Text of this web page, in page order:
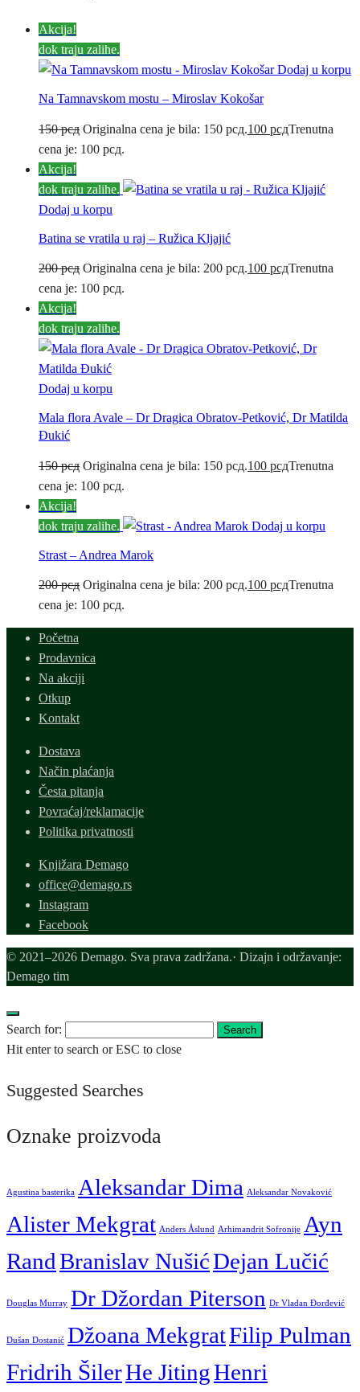
Akcija!
dok traju zalihe.
Dodaj u korpu
Na Tamnavskom mostu – Miroslav Kokošar
150рсд Originalna cena je bila: 150 рсд.100 рсдTrenutna
cena je: 100 рсд.
Akcija!
dok traju zalihe.
Dodaj u korpu
Batina se vratila u raj – Ružica Kljajić
200рсд Originalna cena je bila: 200 рсд.100 рсдTrenutna
cena je: 100 рсд.
Akcija!
dok traju zalihe.
Dodaj u korpu
Mala flora Avale – Dr Dragica Obratov-Petković, Dr Matilda
Đukić
150рсд Originalna cena je bila: 150 рсд.100 рсдTrenutna
cena je: 100 рсд.
Akcija!
dok traju zalihe.
Dodaj u korpu
Strast – Andrea Marok
200рсд Originalna cena je bila: 200 рсд.100 рсдTrenutna
cena je: 100 рсд.
Početna
Prodavnica
Na akciji
Otkup
Kontakt
Dostava
Način plaćanja
Česta pitanja
Povraćaj/reklamacije
Politika privatnosti
Knjižara Demago
office@demago.rs
Instagram
Facebook
© 2021–2026 Demago. Sva prava zadržana.· Dizajn i održavanje:
Demago tim
Search for: Search
Hit enter to search or ESC to close
Suggested Searches
Oznake proizvoda
Agustina basterika Aleksandar Dima Aleksandar Novaković
Alister Mekgrat Anders Åslund Arhimandrit Sofronije Ayn
RandBranislav NušićDejan Lučić
Douglas Murray Dr Džordan Piterson Dr Vladan Đorđević
Dušan Dostanić Džoana MekgratFilip Pulman
Fridrih ŠilerHe JitingHenri